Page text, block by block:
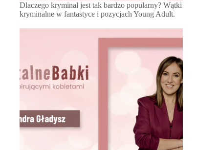
Dlaczego kryminał jest tak bardzo popularny? Wątki
kryminalne w fantastyce i pozycjach Young Adult.